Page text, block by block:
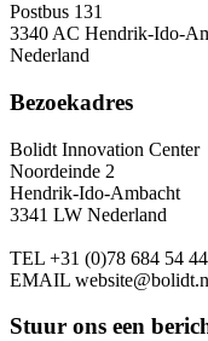
Postbus 131
3340 AC Hendrik-Ido-
Nederland
Bezoekadres
Bolidt Innovation Center
Noordeinde 2
Hendrik-Ido-Ambacht
3341 LW Nederland
TEL +31 (0)78 684 54 44
EMAIL
Stuur ons een